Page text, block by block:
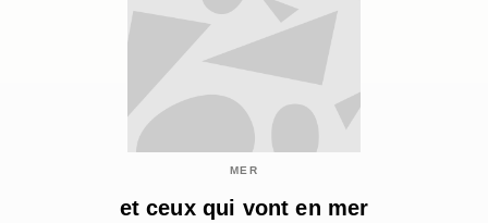
MER
et ceux qui vont en mer